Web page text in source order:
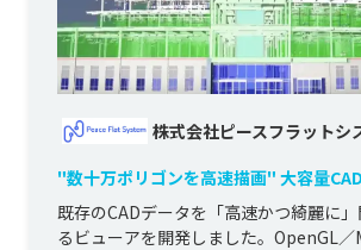
株式会社ピースフラットシ
"数十万ポリゴンを高速描画" 大容量
に扱うビューアの開発
既存のCADデータを「高速かつ綺麗に
るビューアを開発しました。OpenGL